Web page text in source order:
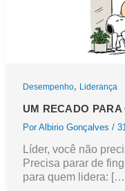
Desempenho, Liderança
UM RECADO PARA
PorAlbirio Gonçalves /
Líder, você não
Precisa parar de
para quem lidera: